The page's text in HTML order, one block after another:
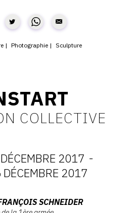
D'OAM
NOUS
FACEBOOK
Photographie Sculpture
COLLECTIVE
DATES
:
2017 -
2017
SCHNEIDER